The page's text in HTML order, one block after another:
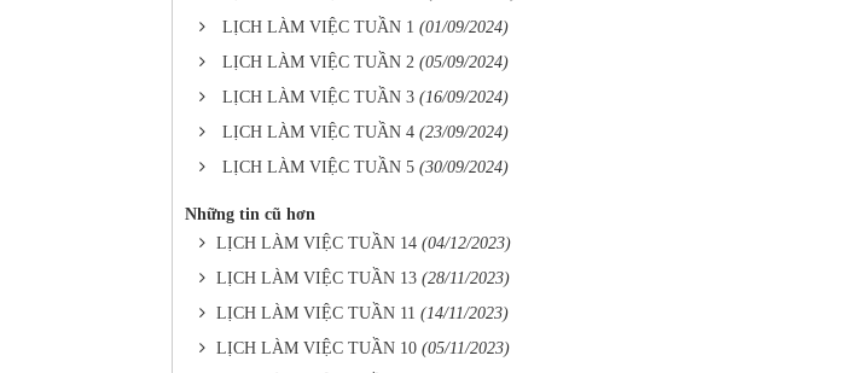
LỊCH LÀM VIỆC TUẦN 1 (01/09/2024)
LỊCH LÀM VIỆC TUẦN 2 (05/09/2024)
LỊCH LÀM VIỆC TUẦN 3 (16/09/2024)
LỊCH LÀM VIỆC TUẦN 4 (23/09/2024)
LỊCH LÀM VIỆC TUẦN 5 (30/09/2024)
Những tin cũ hơn
LỊCH LÀM VIỆC TUẦN 14 (04/12/2023)
LỊCH LÀM VIỆC TUẦN 13 (28/11/2023)
LỊCH LÀM VIỆC TUẦN 11 (14/11/2023)
LỊCH LÀM VIỆC TUẦN 10 (05/11/2023)